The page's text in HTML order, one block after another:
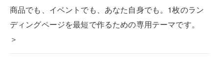
商品でも、イベントでも、あなた自身でも。1枚のラン
ディングページを最短で作るための専用テーマです。
＞